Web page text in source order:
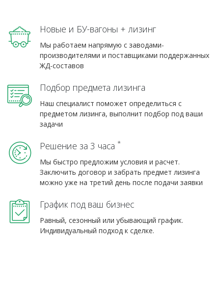
Новые и БУ-вагоны + лизинг
Мы работаем напрямую с заводами-
производителями и поставщиками поддержанных
ЖД-составов
Подбор предмета лизинга
Наш специалист поможет определиться с
предметом лизинга, выполнит подбор под ваши
задачи
Решение за 3 часа *
Мы быстро предложим условия и расчет.
Заключить договор и забрать предмет лизинга
можно уже на третий день после подачи заявки
График под ваш бизнес
Равный, сезонный или убывающий график.
Индивидуальный подход к сделке.